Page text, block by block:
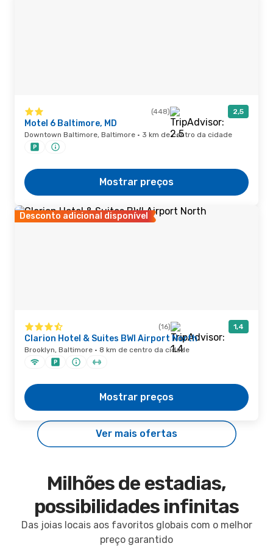
(448) 2,5
Motel 6 Baltimore, MD
Downtown Baltimore, Baltimore · 3 km de centro da cidade
Mostrar preços
Desconto adicional disponível
(16) 1,4
Clarion Hotel & Suites BWI Airport North
Brooklyn, Baltimore · 8 km de centro da cidade
Mostrar preços
Ver mais ofertas
Milhões de estadias,
possibilidades infinitas
Das joias locais aos favoritos globais com o melhor
preço garantido